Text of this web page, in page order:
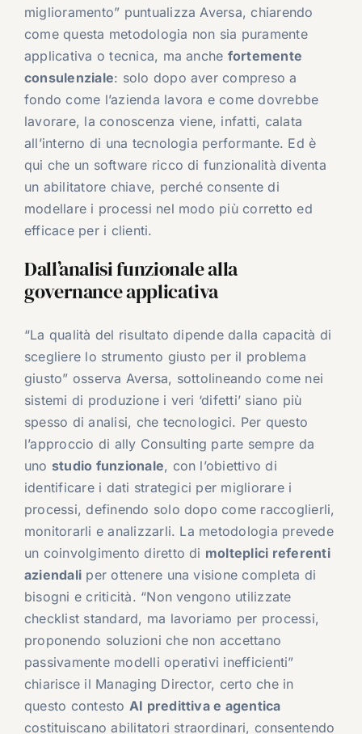
miglioramento” puntualizza Aversa, chiarendo
come questa metodologia non sia puramente
applicativa o tecnica, ma anche fortemente
consulenziale: solo dopo aver compreso a
fondo come l’azienda lavora e come dovrebbe
lavorare, la conoscenza viene, infatti, calata
all’interno di una tecnologia performante. Ed è
qui che un software ricco di funzionalità diventa
un abilitatore chiave, perché consente di
modellare i processi nel modo più corretto ed
efficace per i clienti.
Dall’analisi funzionale alla
governance applicativa
“La qualità del risultato dipende dalla capacità di
scegliere lo strumento giusto per il problema
giusto” osserva Aversa, sottolineando come nei
sistemi di produzione i veri ‘difetti’ siano più
spesso di analisi, che tecnologici. Per questo
l’approccio di ally Consulting parte sempre da
uno studio funzionale, con l’obiettivo di
identificare i dati strategici per migliorare i
processi, definendo solo dopo come raccoglierli,
monitorarli e analizzarli. La metodologia prevede
un coinvolgimento diretto di molteplici referenti
aziendali per ottenere una visione completa di
bisogni e criticità. “Non vengono utilizzate
checklist standard, ma lavoriamo per processi,
proponendo soluzioni che non accettano
passivamente modelli operativi inefficienti”
chiarisce il Managing Director, certo che in
questo contesto AI predittiva e agentica
costituiscano abilitatori straordinari, consentendo